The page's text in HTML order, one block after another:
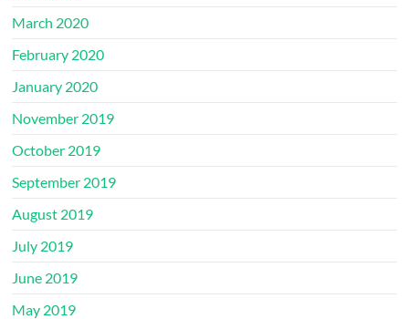
March 2020
February 2020
January 2020
November 2019
October 2019
September 2019
August 2019
July 2019
June 2019
May 2019